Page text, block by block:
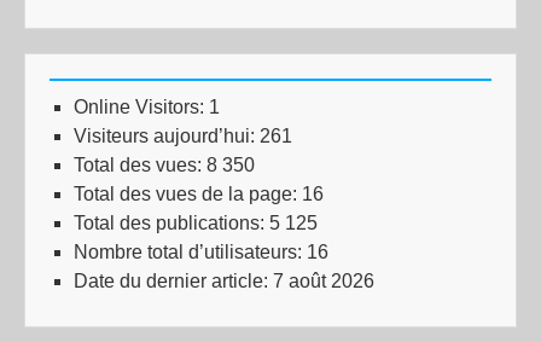
Online Visitors: 1
Visiteurs aujourd’hui: 261
Total des vues: 8 350
Total des vues de la page: 16
Total des publications: 5 125
Nombre total d’utilisateurs: 16
Date du dernier article: 7 août 2026